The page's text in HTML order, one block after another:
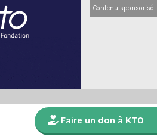
Contenu sponsorisé
Faire un don à KTO